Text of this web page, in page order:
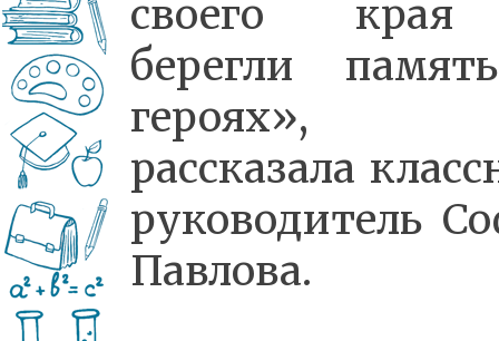
своего
берегли
рассказала
руководитель
Павлова.